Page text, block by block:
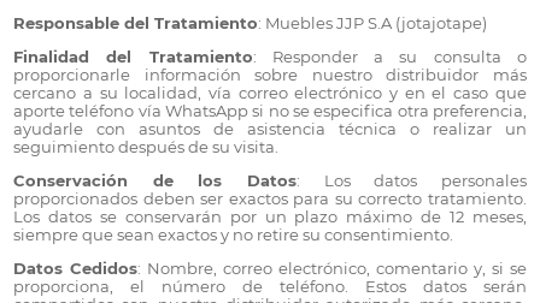
Responsable del Tratamiento: Muebles JJP S.A (jotajotape)
Finalidad del Tratamiento: Responder a su consulta o
proporcionarle información sobre nuestro distribuidor más
cercano a su localidad, vía correo electrónico y en el caso que
aporte teléfono vía WhatsApp si no se especifica otra preferencia,
ayudarle con asuntos de asistencia técnica o realizar un
seguimiento después de su visita.
Conservación de los Datos: Los datos personales
proporcionados deben ser exactos para su correcto tratamiento.
Los datos se conservarán por un plazo máximo de 12 meses,
siempre que sean exactos y no retire su consentimiento.
Datos Cedidos: Nombre, correo electrónico, comentario y, si se
proporciona, el número de teléfono. Estos datos serán